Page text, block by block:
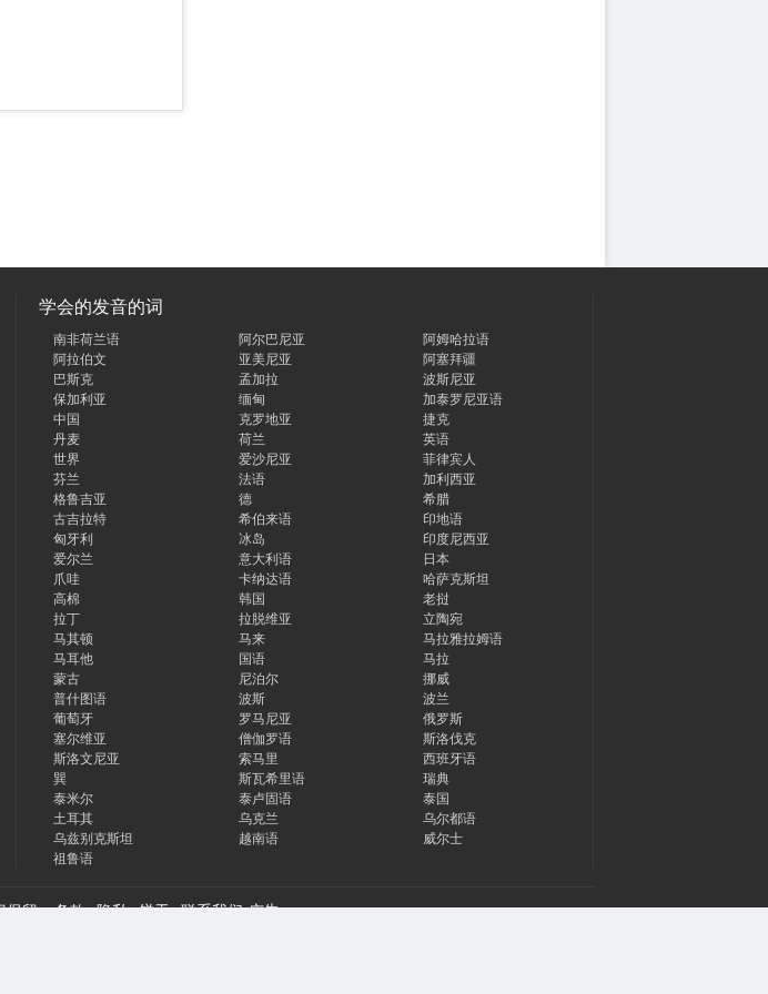
学会的发音的词
南非荷兰语 阿尔巴尼亚
阿姆哈拉语
阿拉伯文
亚美尼亚
阿塞拜疆
巴斯克
孟加拉
波斯尼亚
保加利亚
缅甸
加泰罗尼亚语
中国
克罗地亚
捷克
丹麦
荷兰
英语
世界
爱沙尼亚
菲律宾人
芬兰
法语
加利西亚
格鲁吉亚
德
希腊
古吉拉特
希伯来语
印地语
匈牙利
冰岛
印度尼西亚
爱尔兰
意大利语
日本
爪哇
卡纳达语
哈萨克斯坦
高棉
韩国
老挝
拉丁
拉脱维亚
立陶宛
马其顿
马来
马拉雅拉姆语
马耳他
国语
马拉
蒙古
尼泊尔
挪威
普什图语
波斯
波兰
葡萄牙
罗马尼亚
俄罗斯
塞尔维亚
僧伽罗语
斯洛伐克
斯洛文尼亚
索马里
西班牙语
巽
斯瓦希里语
瑞典
泰米尔
泰卢固语
泰国
土耳其
乌克兰
乌尔都语
乌兹别克斯坦
越南语
威尔士
祖鲁语
保留 条款 隐私 饼干 联系我们 广告